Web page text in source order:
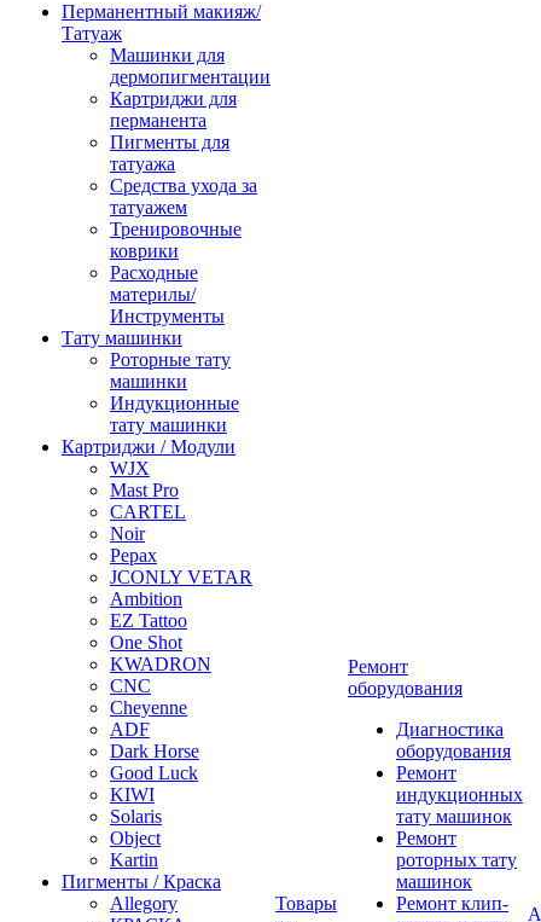
Перманентный макияж/
Татуаж
Машинки для
дермопигментации
Картриджи для
перманента
Пигменты для
татуажа
Средства ухода за
татуажем
Тренировочные
коврики
Расходные
материлы/
Инструменты
Тату машинки
Роторные тату
машинки
Индукционные
тату машинки
Картриджи / Модули
WJX
Mast Pro
CARTEL
Noir
Pepax
JCONLY VETAR
Ambition
EZ Tattoo
One Shot
KWADRON
CNC
Cheyenne
ADF
Dark Horse
Good Luck
KIWI
Solaris
Object
Kartin
Пигменты / Краска
Allegory
Товары
Ремонт
оборудования
Диагностика
оборудования
Ремонт
индукционных
тату машинок
Ремонт
роторных тату
машинок
Ремонт клип-